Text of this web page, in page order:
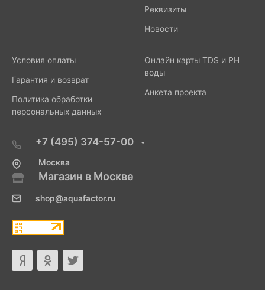
Реквизиты
Новости
Условия оплаты
Гарантия и возврат
Политика обработки
персональных данных
Онлайн карты TDS и PH
воды
Анкета проекта
+7 (495) 374-57-00
Москва
Магазин в Москве
shop@aquafactor.ru